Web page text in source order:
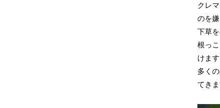
クレ
のを
下草
根っ
けま
多く
てき